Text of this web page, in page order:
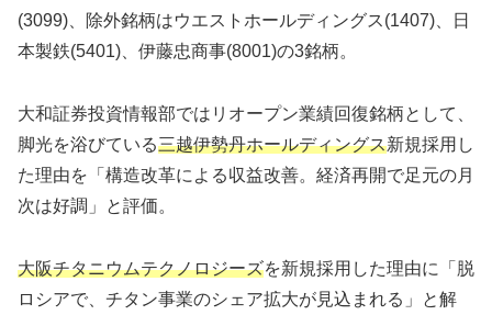
(3099)、除外銘柄はウエストホールディングス(1407)、日
本製鉄(5401)、伊藤忠商事(8001)の3銘柄。
大和証券投資情報部ではリオープン業績回復銘柄として、
脚光を浴びている三越伊勢丹ホールディングス新規採用し
た理由を「構造改革による収益改善。経済再開で足元の月
次は好調」と評価。
大阪チタニウムテクノロジーズを新規採用した理由に「脱
ロシアで、チタン事業のシェア拡大が見込まれる」と解